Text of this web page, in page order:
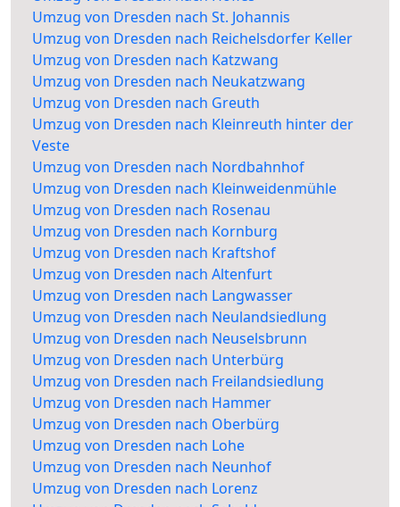
Umzug von Dresden nach St. Johannis
Umzug von Dresden nach Reichelsdorfer Keller
Umzug von Dresden nach Katzwang
Umzug von Dresden nach Neukatzwang
Umzug von Dresden nach Greuth
Umzug von Dresden nach Kleinreuth hinter der
Veste
Umzug von Dresden nach Nordbahnhof
Umzug von Dresden nach Kleinweidenmühle
Umzug von Dresden nach Rosenau
Umzug von Dresden nach Kornburg
Umzug von Dresden nach Kraftshof
Umzug von Dresden nach Altenfurt
Umzug von Dresden nach Langwasser
Umzug von Dresden nach Neulandsiedlung
Umzug von Dresden nach Neuselsbrunn
Umzug von Dresden nach Unterbürg
Umzug von Dresden nach Freilandsiedlung
Umzug von Dresden nach Hammer
Umzug von Dresden nach Oberbürg
Umzug von Dresden nach Lohe
Umzug von Dresden nach Neunhof
Umzug von Dresden nach Lorenz